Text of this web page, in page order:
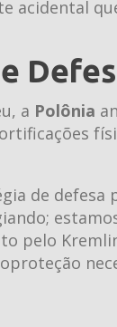
acidental
a Polônia
de
pelo